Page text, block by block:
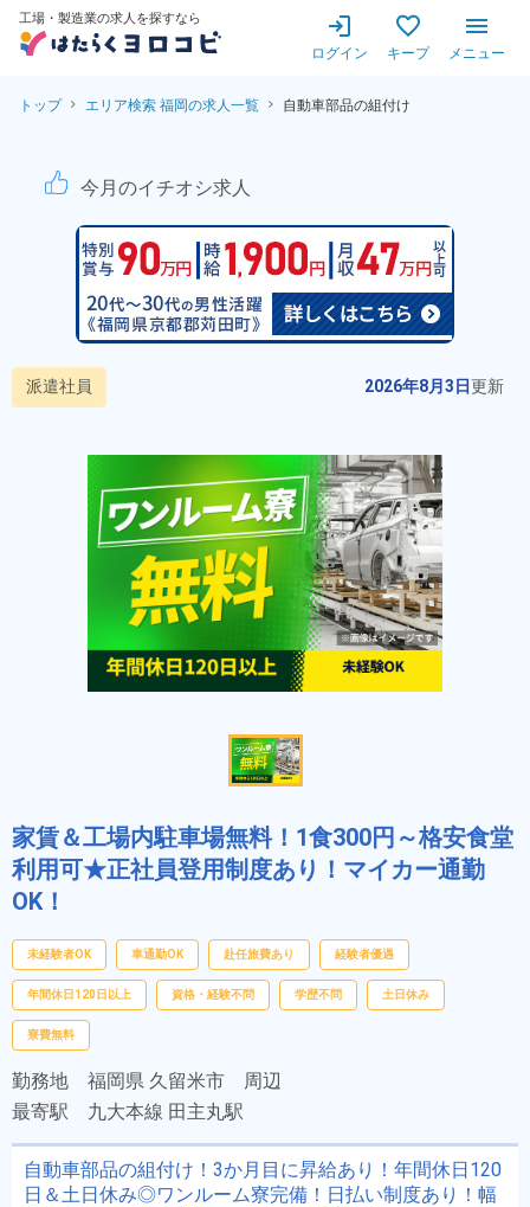
工場・製造業の求人を探すなら
ログイン キープ メニュー
トップ エリア検索 福岡の求人一覧 自動車部品の組付け
自動車部品の組付け！3か
今月のイチオシ求人
派遣社員 2026年8月3日更新
家賃＆工場内駐車場無料！1食300円～格安食堂
利用可★正社員登用制度あり！マイカー通勤
OK！
未経験者OK 車通勤OK 赴任旅費あり 経験者優遇
年間休日120日以上 資格・経験不問 学歴不問 土日休み
寮費無料
勤務地 福岡県 久留米市 周辺
最寄駅 九大本線 田主丸駅
自動車部品の組付け！3か月目に昇給あり！年間休日120
日＆土日休み◎ワンルーム寮完備！日払い制度あり！幅